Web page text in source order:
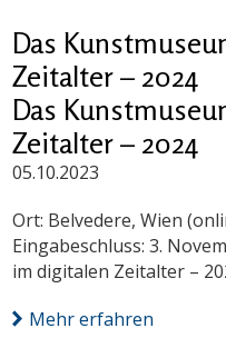
Das
Zeitalter – 2024
Das
Zeitalter – 2024
05.10.2023
Ort: Belvedere, Wien
Eingabeschluss: 3.
im digitalen Zeitalter –
Mehr erfahren